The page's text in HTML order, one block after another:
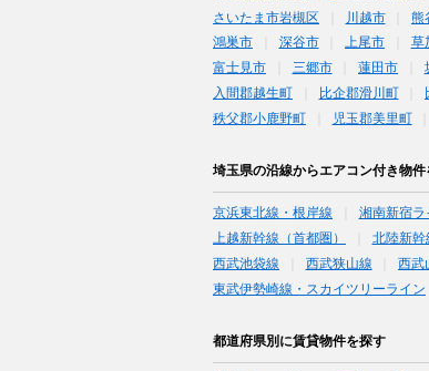
さいたま市岩槻区
川越市 熊
鴻巣市
深谷市 上尾市 草
富士見市
三郷市 蓮田市
入間郡越生町
比企郡滑川町
秩父郡小鹿野町
児玉郡美里町
埼玉県の沿線からエアコン付き物件
京浜東北線・根岸線 湘南新宿ラ
上越新幹線（首都圏）
北陸新幹
西武池袋線
西武狭山線 西武
東武伊勢崎線・スカイツリーライン
都道府県別に賃貸物件を探す